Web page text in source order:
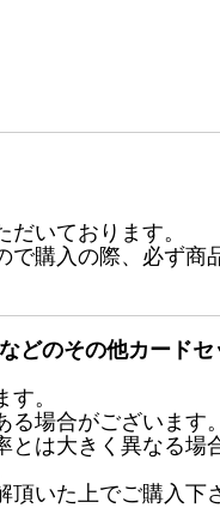
いております。
で購入の際、必ず商
どのその他カードセ
。
場合がございます。
は大きく異なる場
いた上でご購入下